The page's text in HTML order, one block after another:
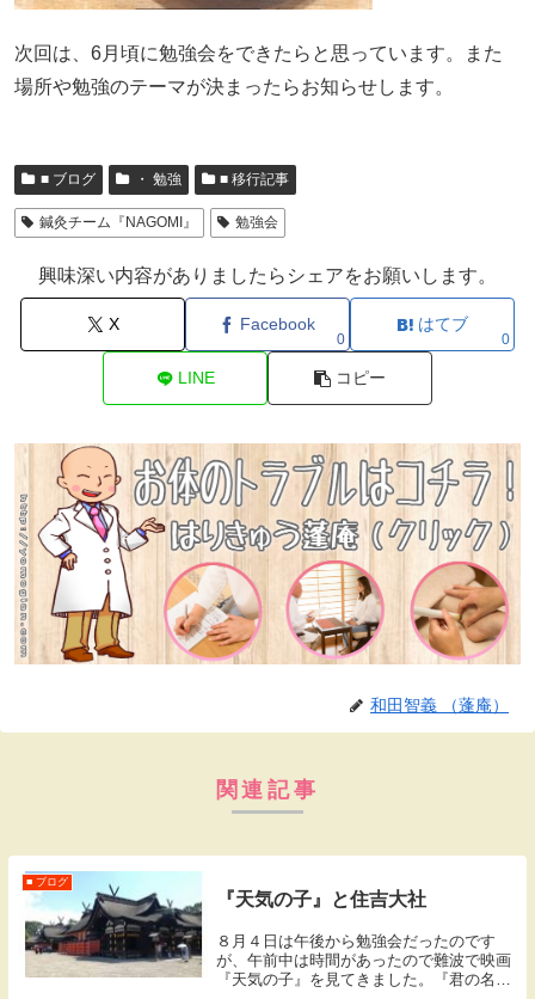
次回は、6月頃に勉強会をできたらと思っています。また
場所や勉強のテーマが決まったらお知らせします。
■ ブログ ・ 勉強 ■ 移行記事
鍼灸チーム『NAGOMI』 勉強会
興味深い内容がありましたらシェアをお願いします。
X Facebook
0
はてブ
0
LINE コピー
和田智義 （蓬庵）
関連記事
■ ブログ
『天気の子』と住吉大社
８月４日は午後から勉強会だったのです
が、午前中は時間があったので難波で映画
『天気の子』を見てきました。『君の名